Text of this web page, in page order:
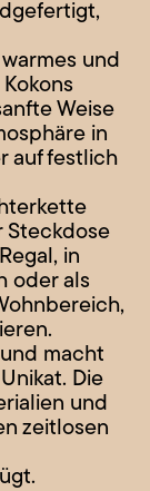
und
Weise
in
auf festlich
Steckdose
in
oder als
macht
Die
und
zeitlosen